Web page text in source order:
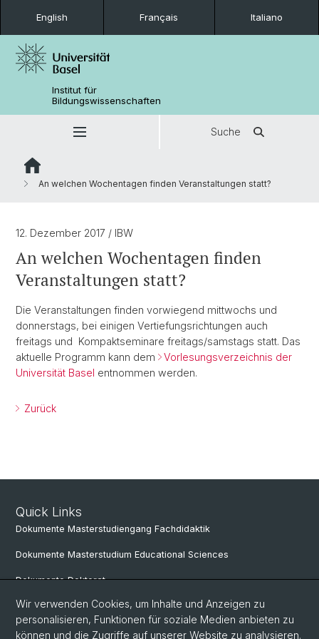
English Français Italiano
Institut für
Bildungswissenschaften
Suche
An welchen Wochentagen finden Veranstaltungen statt?
12. Dezember 2017 / IBW
An welchen Wochentagen finden
Veranstaltungen statt?
Die Veranstaltungen finden vorwiegend mittwochs und
donnerstags, bei einigen Vertiefungsrichtungen auch
freitags und Kompaktseminare freitags/samstags statt. Das
aktuelle Programm kann dem
Vorlesungsverzeichnis der
Universität Basel entnommen werden.
Zurück
Quick Links
Dokumente Masterstudiengang Fachdidaktik
Dokumente Masterstudium Educational Sciences
Dokumente Doktorat
Social Media
Wir verwenden Cookies, um Inhalte und Anzeigen zu
personalisieren, Funktionen für soziale Medien anbieten zu
können und die Zugriffe auf unserer Website zu analysieren.